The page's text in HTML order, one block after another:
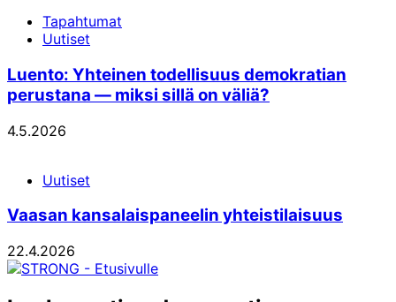
Tapahtumat
Uutiset
Luento: Yhteinen todellisuus demokratian
perustana — miksi sillä on väliä?
4.5.2026
Uutiset
Vaasan kansalaispaneelin yhteistilaisuus
22.4.2026